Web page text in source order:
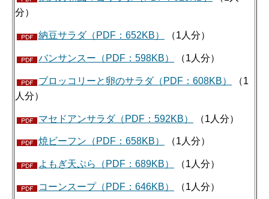
分）
納豆サラダ（PDF：652KB） （1人分）
バンサンスー（PDF：598KB） （1人分）
ブロッコリーと卵のサラダ（PDF：608KB）
（1
人分）
マセドアンサラダ（PDF：592KB） （1人分）
焼ビーフン（PDF：658KB） （1人分）
よもぎ天ぷら（PDF：689KB） （1人分）
コーンスープ（PDF：646KB） （1人分）